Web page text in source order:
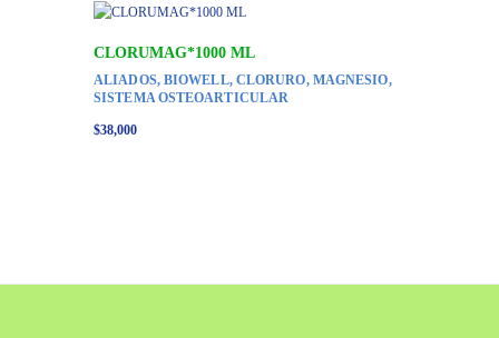
CLORUMAG*1000 ML
ALIADOS, BIOWELL, CLORURO, MAGNESIO,
SISTEMA OSTEOARTICULAR
$38,000